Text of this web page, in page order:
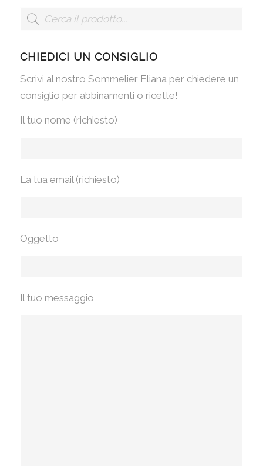
CHIEDICI UN CONSIGLIO
Scrivi al nostro Sommelier Eliana per chiedere un
consiglio per abbinamenti o ricette!
Il tuo nome (richiesto)
La tua email (richiesto)
Oggetto
Il tuo messaggio